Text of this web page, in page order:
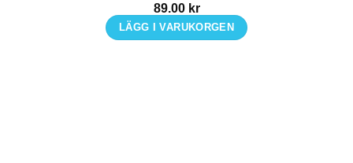
89.00 kr
LÄGG I VARUKORGEN